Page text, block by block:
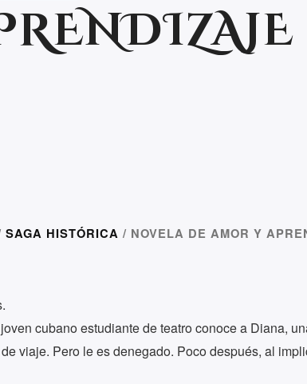
SAGA HISTÓRICA / NOVELA DE AMOR Y
cubano estudiante de teatro conoce a Diana,
viaje. Pero le es denegado. Poco después, al